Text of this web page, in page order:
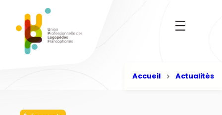
contenu
Accueil Actualités